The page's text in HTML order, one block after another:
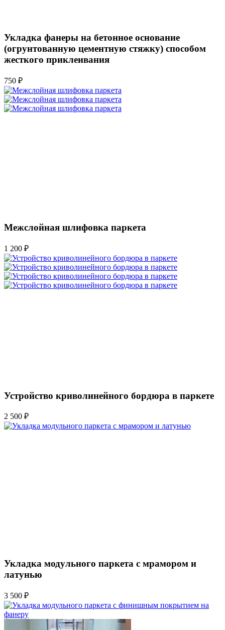
Укладка фанеры на бетонное основание
(огрунтованную цементную стяжку) способом
жесткого приклеивания
750 ₽
Межслойная шлифовка паркета
1 200 ₽
Устройство криволинейного бордюра в паркете
2 500 ₽
Укладка модульного паркета с мрамором и
латунью
3 500 ₽